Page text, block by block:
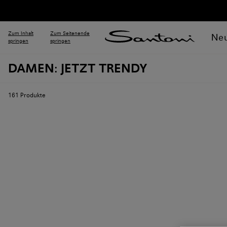
Zum Inhalt
springen
Zum Seitenende
springen
DAMEN: JETZT TRENDY
161 Produkte